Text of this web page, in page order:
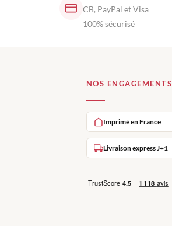
CB, PayPal et Visa
100% sécurisé
NOS ENGAGEMENTS
Imprimé en France
Livraison express J+1